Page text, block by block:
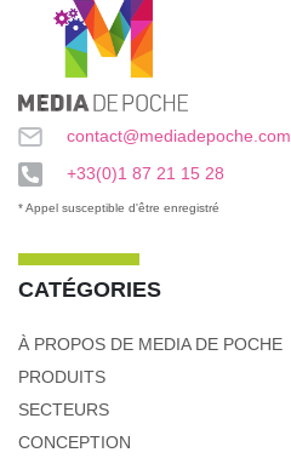
contact@mediadepoche.com
+33(0)1 87 21 15 28
* Appel susceptible d'être enregistré
CATÉGORIES
À PROPOS DE MEDIA DE POCHE
PRODUITS
SECTEURS
CONCEPTION